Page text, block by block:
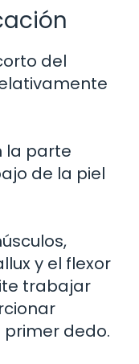
del
la parte
de la piel
y el flexor
trabajar
dedo.